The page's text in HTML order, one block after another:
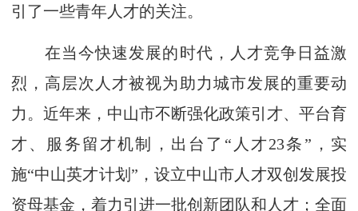
引了一些青年人才的关注。
在当今快速发展的时代，人才竞争日益激
烈，高层次人才被视为助力城市发展的重要动
力。近年来，中山市不断强化政策引才、平台育
才、服务留才机制，出台了“人才23条”，实
施“中山英才计划”，设立中山市人才双创发展投
资母基金，着力引进一批创新团队和人才；全面